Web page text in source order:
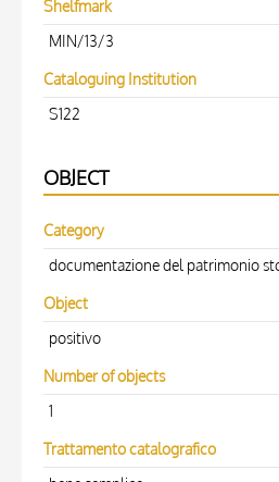
Shelfmark
MIN/13/3
Cataloguing Institution
S122
OBJECT
Category
documentazione del patrimonio
Object
positivo
Number of objects
1
Trattamento catalografico